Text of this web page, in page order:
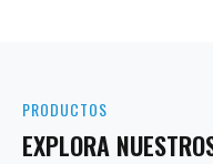
PRODUCTOS
EXPLORA